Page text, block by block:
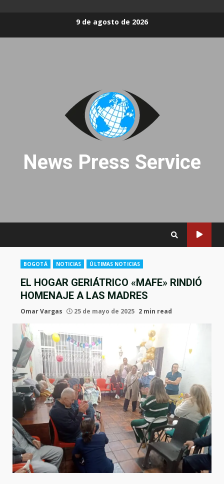
9 de agosto de 2026
News Press Service
BOGOTÁ NOTICIAS ÚLTIMAS NOTICIAS
EL HOGAR GERIÁTRICO «MAFE» RINDIÓ
HOMENAJE A LAS MADRES
Omar Vargas 25 de mayo de 2025 2 min read